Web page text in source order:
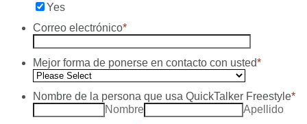
Yes
Correo electrónico*
Mejor forma de ponerse en contacto con usted*
Nombre de la persona que usa QuickTalker Freestyle*
Nombre
Apellido